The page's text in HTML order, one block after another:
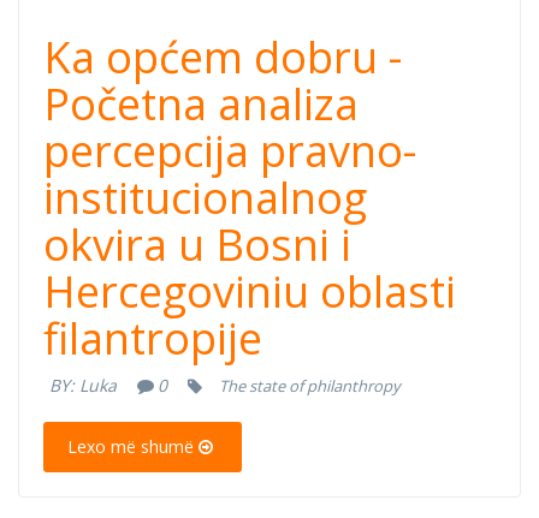
Ka općem dobru
- Početna
analiza
percepcija
pravno-
institucionalnog
okvira u Bosni i
Hercegoviniu
Ka općem dobru -
Početna analiza
percepcija pravno-
institucionalnog
okvira u Bosni i
Hercegoviniu oblasti
filantropije
BY: Luka 0 The state of philanthropy
Lexo më shumë